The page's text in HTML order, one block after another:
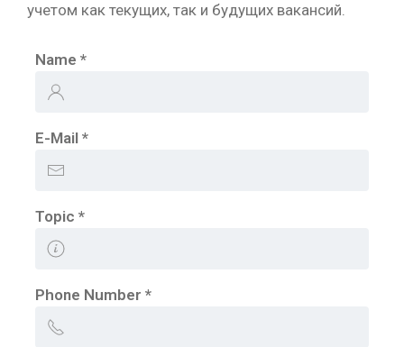
учетом как текущих, так и будущих вакансий.
Name *
E-Mail *
Topic *
Phone Number *